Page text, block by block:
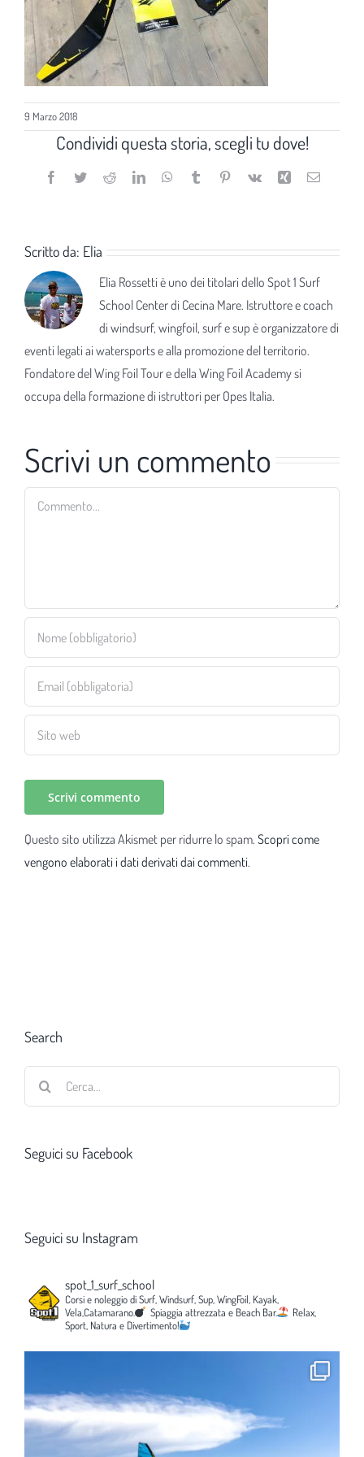
9 Marzo 2018
Condividi questa storia, scegli tu dove!
Facebook
TwitterRedditLinkedInWhatsApp
TumblrPinterest
Vk Xing Email
Scritto da: Elia
Elia Rossetti è uno dei titolari dello Spot 1 Surf
School Center di Cecina Mare. Istruttore e coach
di windsurf, wingfoil, surf e sup è organizzatore di
eventi legati ai watersports e alla promozione del territorio.
Fondatore del Wing Foil Tour e della Wing Foil Academy si
occupa della formazione di istruttori per Opes Italia.
Scrivi un commento
Commento
Questo sito utilizza Akismet per ridurre lo spam. Scopri come
vengono elaborati i dati derivati dai commenti.
Search
Seguici su Facebook
Seguici su Instagram
spot_1_surf_school
Corsi e noleggio di Surf, Windsurf, Sup, WingFoil, Kayak,
Vela,Catamarano.
Spiaggia attrezzata e Beach Bar.
Relax,
Sport, Natura e Divertimento!